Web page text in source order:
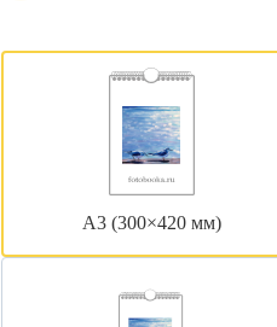
А3 (300×420 мм)